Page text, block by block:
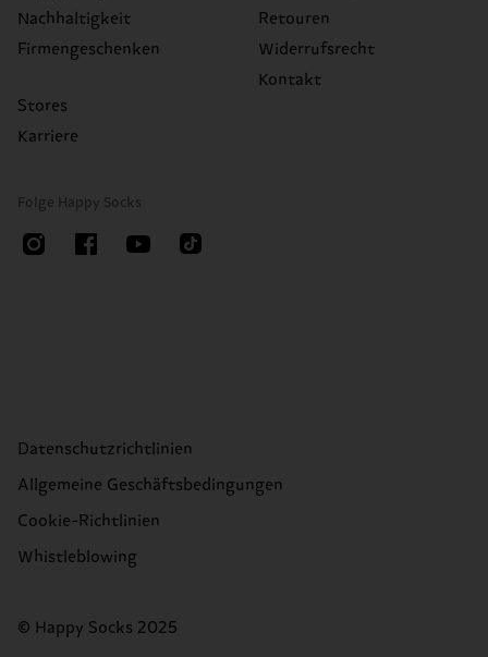
Nachhaltigkeit
Firmengeschenken
Stores
Karriere
Retouren
Widerrufsrecht
Kontakt
Folge Happy Socks
Datenschutzrichtlinien
Allgemeine Geschäftsbedingungen
Cookie-Richtlinien
Whistleblowing
© Happy Socks 2025